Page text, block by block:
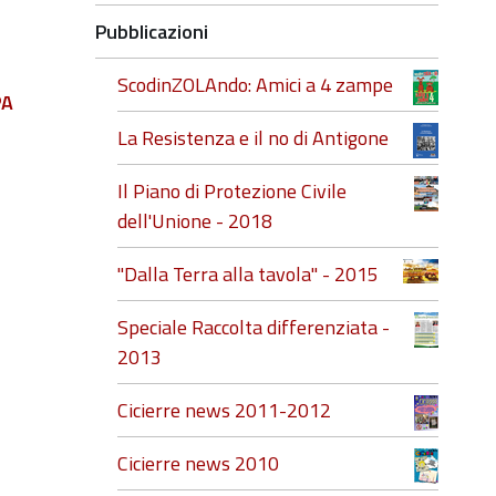
Pubblicazioni
ScodinZOLAndo: Amici a 4 zampe
La Resistenza e il no di Antigone
Il Piano di Protezione Civile
dell'Unione - 2018
"Dalla Terra alla tavola" - 2015
Speciale Raccolta differenziata -
2013
Cicierre news 2011-2012
Cicierre news 2010